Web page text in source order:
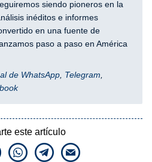
siendo pioneros en la
inéditos e informes
en una fuente de
paso a paso en América
de WhatsApp Telegram
este artículo